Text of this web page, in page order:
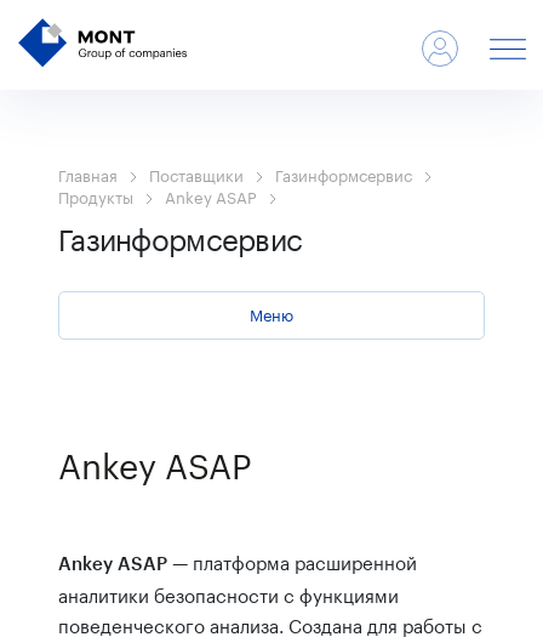
Главная Поставщики
Газинформсервис
Продукты
Ankey ASAP
Газинформсервис
Меню
Ankey ASAP
Ankey ASAP — платформа расширенной
аналитики безопасности с функциями
поведенческого анализа. Создана для работы с